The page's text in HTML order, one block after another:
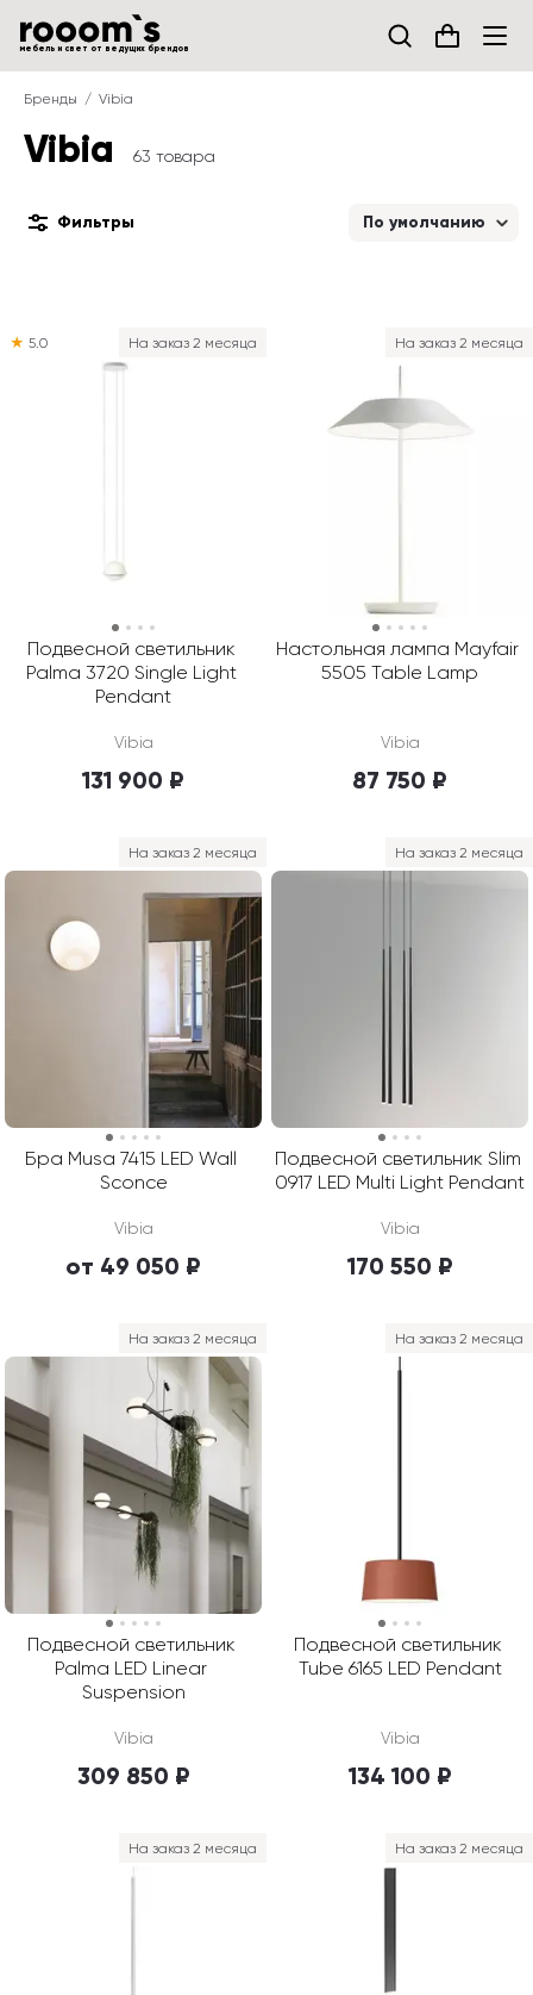
мебель и свет от ведущих брендов
Бренды Vibia
Vibia 63 товара
Фильтры По умолчанию
Подвесной светильник
Palma 3720 Single Light
Pendant
Vibia
131 900 ₽
На заказ 2 месяца
★ 5.0
Настольная лампа Mayfair
5505 Table Lamp
Vibia
87 750 ₽
На заказ 2 месяца
Бра Musa 7415 LED Wall
Sconce
Vibia
от 49 050 ₽
На заказ 2 месяца
Подвесной светильник Slim
0917 LED Multi Light Pendant
Vibia
170 550 ₽
На заказ 2 месяца
Подвесной светильник
Palma LED Linear
Suspension
Vibia
309 850 ₽
На заказ 2 месяца
Подвесной светильник
Tube 6165 LED Pendant
Vibia
134 100 ₽
На заказ 2 месяца
На заказ 2 месяца На заказ 2 месяца